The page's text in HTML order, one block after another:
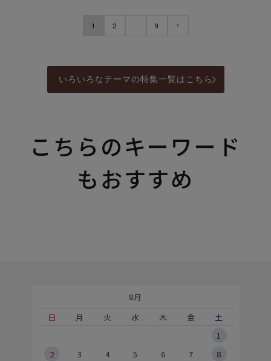
1 2 9
いろいろなテーマの特集一覧はこちら
こちらのキーワード
もおすすめ
8月
日
月 火 水 木 金
土
1
2
3 4 5 6 7
8